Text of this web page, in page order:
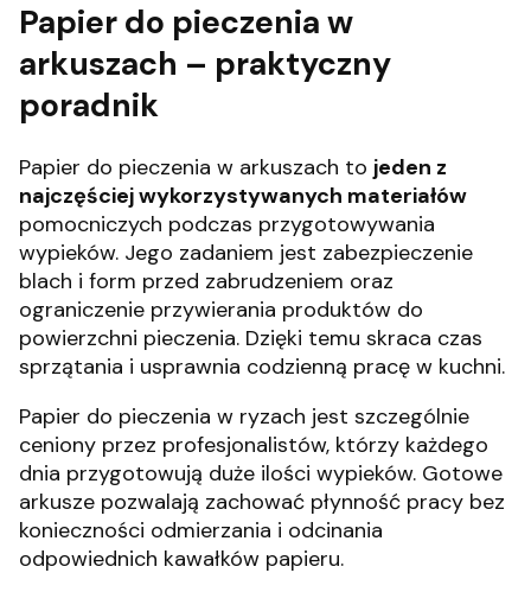
Papier do pieczenia w
arkuszach – praktyczny
poradnik
Papier do pieczenia w arkuszach to jeden z
najczęściej wykorzystywanych materiałów
pomocniczych podczas przygotowywania
wypieków. Jego zadaniem jest zabezpieczenie
blach i form przed zabrudzeniem oraz
ograniczenie przywierania produktów do
powierzchni pieczenia. Dzięki temu skraca czas
sprzątania i usprawnia codzienną pracę w kuchni.
Papier do pieczenia w ryzach jest szczególnie
ceniony przez profesjonalistów, którzy każdego
dnia przygotowują duże ilości wypieków. Gotowe
arkusze pozwalają zachować płynność pracy bez
konieczności odmierzania i odcinania
odpowiednich kawałków papieru.